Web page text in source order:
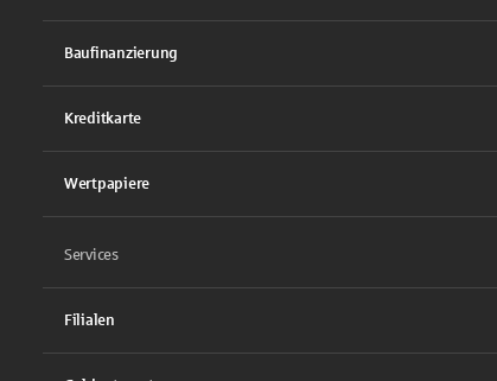
Baufinanzierung
Kreditkarte
Wertpapiere
Services
Filialen